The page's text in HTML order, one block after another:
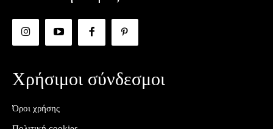
Χρήσιμοι σύνδεσμοι
Όροι χρήσης